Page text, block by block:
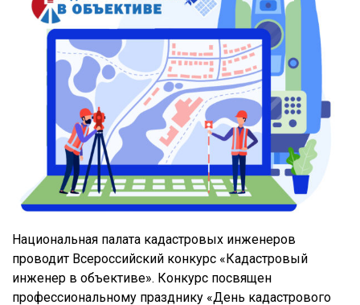
Национальная палата кадастровых инженеров
проводит Всероссийский конкурс «Кадастровый
инженер в объективе». Конкурс посвящен
профессиональному празднику «День кадастрового